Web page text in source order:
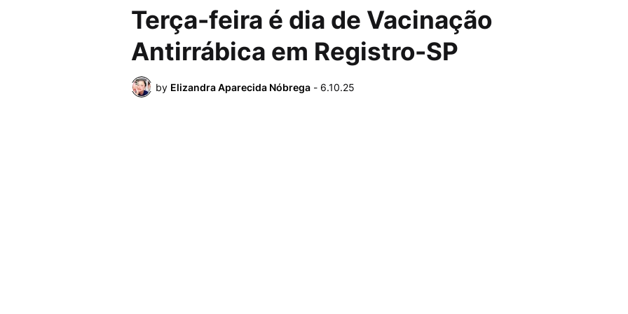
Terça-feira é dia de Vacinação
Antirrábica em Registro-SP
by Elizandra Aparecida Nóbrega - 6.10.25